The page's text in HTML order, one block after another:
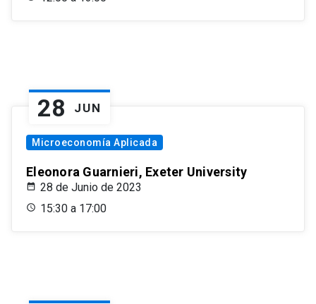
28 JUN
Microeconomía Aplicada
Eleonora Guarnieri, Exeter University
28 de Junio de 2023
15:30 a 17:00